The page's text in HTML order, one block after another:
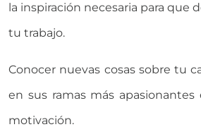
la inspiración necesaria para que
tu trabajo.
Conocer nuevas cosas sobre tu
en sus ramas más
motivación.